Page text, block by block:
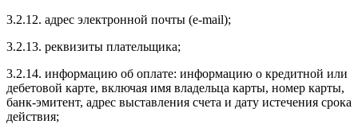
3.2.12. адрес электронной почты (e-mail);
3.2.13. реквизиты плательщика;
3.2.14. информацию об оплате: информацию о кредитной или
дебетовой карте, включая имя владельца карты, номер карты,
банк-эмитент, адрес выставления счета и дату истечения срока
действия;